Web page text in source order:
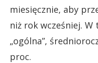
miesięcznie, aby
niż rok wcześniej. W
„ogólna”,
proc.